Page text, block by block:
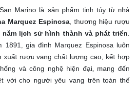
Marino là sản phẩm tinh túy từ nhà
Marquez Espinosa , thương hiệu rượu
năm lịch sử hình thành và phát triển
gia đình Marquez Espinosa luôn
xuất rượu vang chất lượng cao, kết hợp
và công nghệ hiện đại, mang đến
vời cho người yêu vang trên toàn thế